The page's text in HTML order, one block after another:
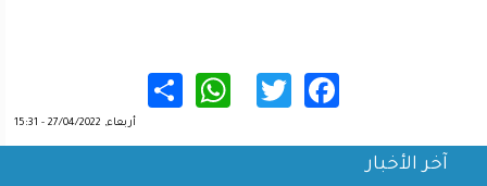
Facebook
Twitter
WhatsApp
أربعاء, 27/04/2022 - 15:31
آخر الأخبار